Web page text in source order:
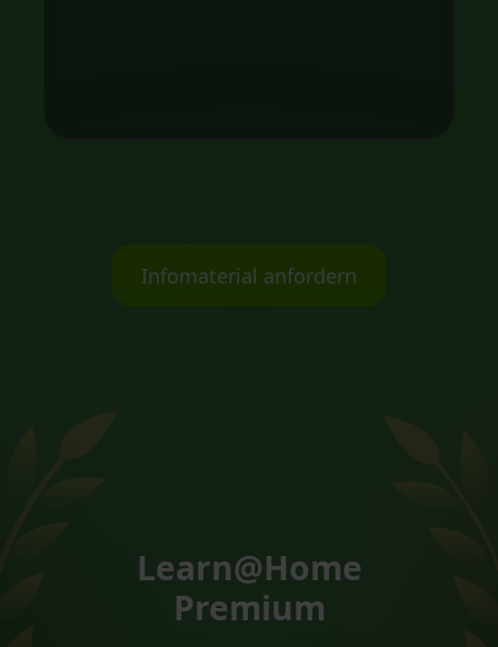
Infomaterial anfordern
Learn@Home
Premium